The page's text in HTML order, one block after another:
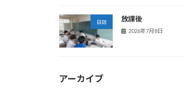
日誌 放課後
2026年7月8日
アーカイブ